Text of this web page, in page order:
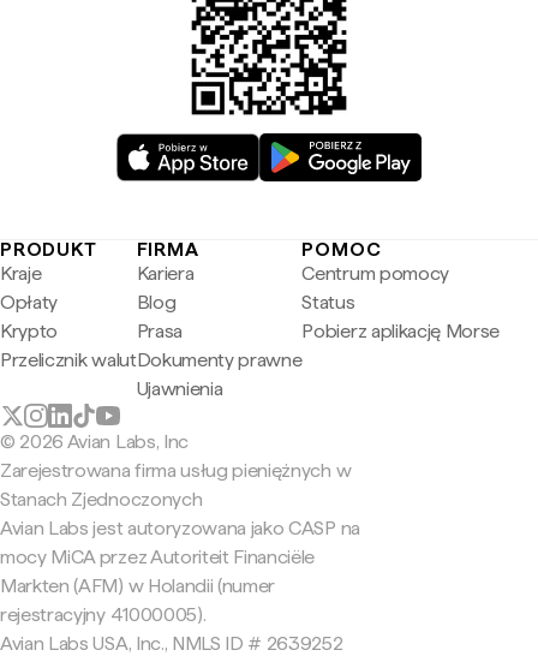
PRODUKT
Kraje
Opłaty
Krypto
Przelicznik walut
FIRMA
Kariera
Blog
Prasa
Dokumenty prawne
Ujawnienia
POMOC
Centrum pomocy
Status
Pobierz aplikację Morse
© 2026 Avian Labs, Inc
Zarejestrowana firma usług pieniężnych w
Stanach Zjednoczonych
Avian Labs jest autoryzowana jako CASP na
mocy MiCA przez Autoriteit Financiële
Markten (AFM) w Holandii (numer
rejestracyjny 41000005).
Avian Labs USA, Inc., NMLS ID # 2639252